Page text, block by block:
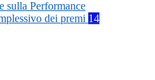
sulla Performance
dei premi 14